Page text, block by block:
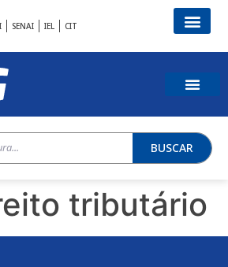
SENAI IEL CIT
BUSCAR
tributário